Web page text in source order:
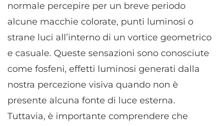
normale percepire per un breve periodo
alcune macchie colorate, punti luminosi o
strane luci all’interno di un vortice geometrico
e casuale. Queste sensazioni sono conosciute
come fosfeni, effetti luminosi generati dalla
nostra percezione visiva quando non è
presente alcuna fonte di luce esterna.
Tuttavia, è importante comprendere che